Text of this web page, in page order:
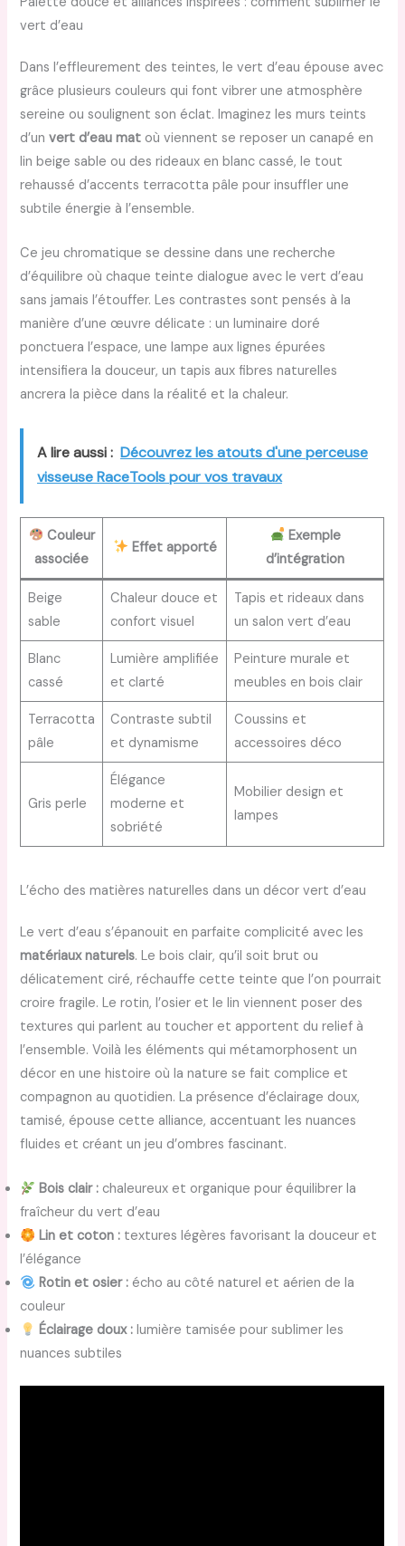
vert d’eau
Dans l’effleurement des teintes, le vert d’eau épouse avec
grâce plusieurs couleurs qui font vibrer une atmosphère
sereine ou soulignent son éclat. Imaginez les murs teints
d’unvert d’eau mat où viennent se reposer un canapé en
lin beige sable ou des rideaux en blanc cassé, le tout
rehaussé d’accents terracotta pâle pour insuffler une
subtile énergie à l’ensemble.
Ce jeu chromatique se dessine dans une recherche
d’équilibre où chaque teinte dialogue avec le vert d’eau
sans jamais l’étouffer. Les contrastes sont pensés à la
manière d’une œuvre délicate : un luminaire doré
ponctuera l’espace, une lampe aux lignes épurées
intensifiera la douceur, un tapis aux fibres naturelles
ancrera la pièce dans la réalité et la chaleur.
A lire aussi : Découvrez les atouts d'une perceuse
visseuse RaceTools pour vos travaux
Couleur
associée
Effet apporté
Exemple
d’intégration
Beige
sable
Chaleur douce et
confort visuel
Tapis et rideaux dans
un salon vert d’eau
Blanc
cassé
Lumière amplifiée
et clarté
Peinture murale et
meubles en bois clair
Terracotta
pâle
Contraste subtil
et dynamisme
Coussins et
accessoires déco
Gris perle
Élégance
moderne et
sobriété
Mobilier design et
lampes
L’écho des matières naturelles dans un décor vert d’eau
Le vert d’eau s’épanouit en parfaite complicité avec les
matériaux naturels. Le bois clair, qu’il soit brut ou
délicatement ciré, réchauffe cette teinte que l’on pourrait
croire fragile. Le rotin, l’osier et le lin viennent poser des
textures qui parlent au toucher et apportent du relief à
l’ensemble. Voilà les éléments qui métamorphosent un
décor en une histoire où la nature se fait complice et
compagnon au quotidien. La présence d’éclairage doux,
tamisé, épouse cette alliance, accentuant les nuances
fluides et créant un jeu d’ombres fascinant.
Bois clair : chaleureux et organique pour équilibrer la
fraîcheur du vert d’eau
Lin et coton : textures légères favorisant la douceur et
l’élégance
Rotin et osier : écho au côté naturel et aérien de la
couleur
Éclairage doux : lumière tamisée pour sublimer les
nuances subtiles